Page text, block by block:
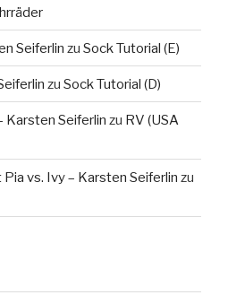
Seiferlin zu Sock Tutorial (E)
zu Sock Tutorial (D)
Karsten Seiferlin zu RV (USA
vs. Ivy – Karsten Seiferlin zu